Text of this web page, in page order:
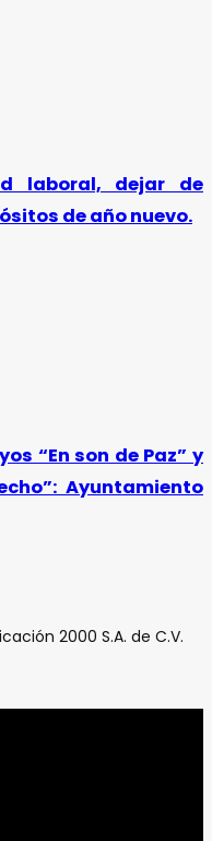
laboral, dejar de
de año nuevo.
“En son de Paz” y
Ayuntamiento
2000 S.A. de C.V.